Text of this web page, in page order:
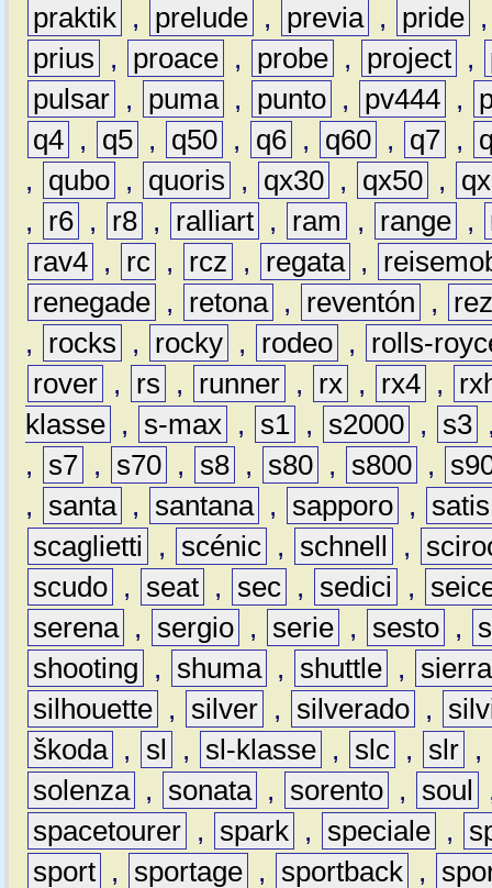
praktik , prelude , previa , pride
prius
, proace , probe , project ,
pulsar , puma , punto , pv444 ,
q4 , q5 , q50 , q6 , q60 , q7 ,
,
qubo , quoris , qx30 , qx50 ,
,
r6 , r8 , ralliart , ram , range ,
rav4 , rc , rcz , regata ,
renegade , retona , reventón ,
,
rocks , rocky , rodeo ,
rolls-
rover , rs , runner , rx , rx4 ,
klasse , s-max , s1 , s2000 , s3
,
s7 , s70 , s8 , s80 , s800 ,
,
santa , santana , sapporo ,
satis
scaglietti
, scénic , schnell ,
scudo , seat , sec , sedici ,
serena , sergio , serie , sesto ,
shooting
, shuma , shuttle ,
sierra
silhouette , silver , silverado ,
škoda , sl , sl-klasse , slc , slr ,
solenza , sonata , sorento , soul
spacetourer , spark , speciale ,
sport , sportage , sportback ,